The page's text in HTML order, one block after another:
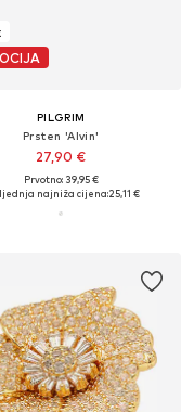
PILGRIM
Prsten 'Alvin'
27,90 €
Prvotno: 39,95 €
najniža cijena:25,11 €